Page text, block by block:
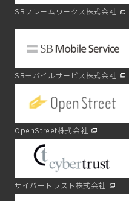
SBフレームワークス株式会社
SBモバイルサービス株式会社
OpenStreet株式会社
サイバートラスト株式会社